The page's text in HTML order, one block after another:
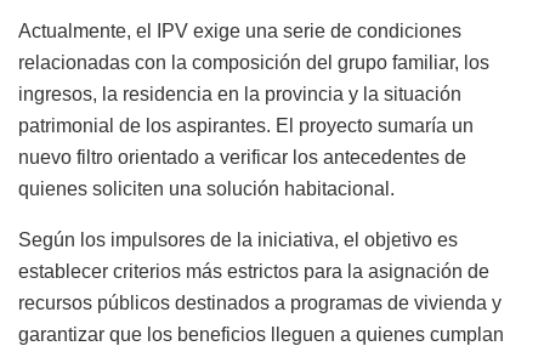
Actualmente, el IPV exige una serie de condiciones
relacionadas con la composición del grupo familiar, los
ingresos, la residencia en la provincia y la situación
patrimonial de los aspirantes. El proyecto sumaría un
nuevo filtro orientado a verificar los antecedentes de
quienes soliciten una solución habitacional.
Según los impulsores de la iniciativa, el objetivo es
establecer criterios más estrictos para la asignación de
recursos públicos destinados a programas de vivienda y
garantizar que los beneficios lleguen a quienes cumplan